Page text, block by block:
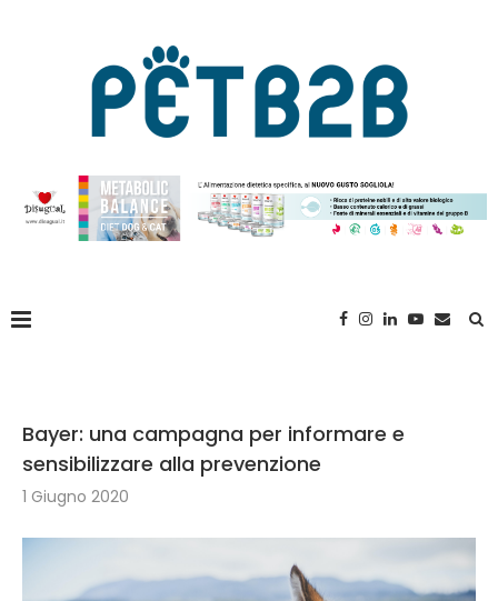
Bayer: una campagna per informare e
sensibilizzare alla prevenzione
1 Giugno 2020